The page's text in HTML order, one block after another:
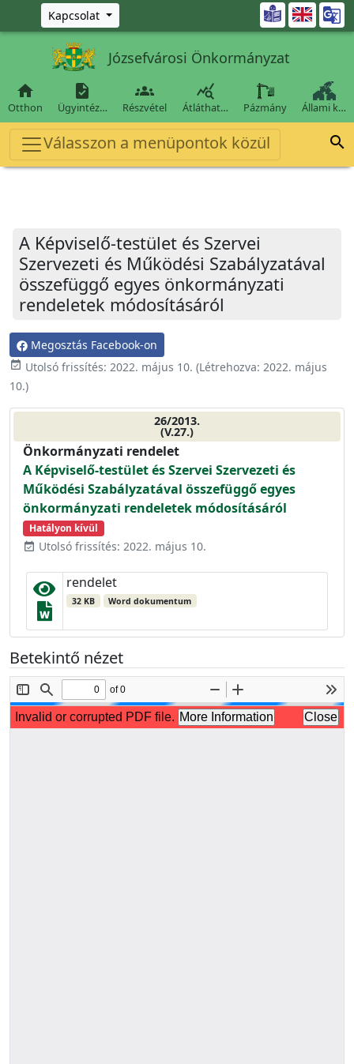
Ugrás a fő tartalomra
Kapcsolat 
Józsefvárosi Önkormányzat

Otthon

Ügyintéz…

Részvétel

Átláthat… Pázmány Állami k…
Válasszon a menüpontok közül 
A Képviselő-testület és Szervei
Szervezeti és Működési Szabályzatával
összefüggő egyes önkormányzati
rendeletek módosításáról
Megosztás Facebook-on
event_available Utolsó frissítés: 2022. május 10. (Létrehozva: 2022. május
10.)
26/2013.
(V.27.)
Önkormányzati rendelet
A Képviselő-testület és Szervei Szervezeti és
Működési Szabályzatával összefüggő egyes
önkormányzati rendeletek módosításáról
Hatályon kívül
event_available Utolsó frissítés: 2022. május 10.
rendelet
32 KB Word dokumentum
Betekintő nézet